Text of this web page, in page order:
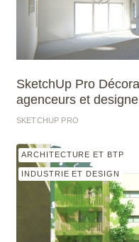
SketchUp Pro
agenceurs et
SKETCHUP PRO
ARCHITECTURE ET BTP
INDUSTRIE ET DESIGN